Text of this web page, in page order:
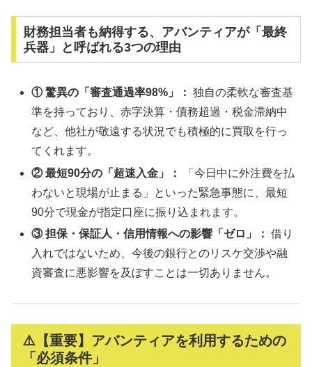
財務担当者も納得する、アバンティアが「最終
兵器」と呼ばれる3つの理由
① 驚異の「審査通過率98%」： 独自の柔軟な審査基
準を持っており、赤字決算・債務超過・税金滞納中
など、他社が敬遠する状況でも積極的に買取を行っ
てくれます。
② 最短90分の「超速入金」：
「今日中に外注費を払
わないと現場が止まる」といった緊急事態に、最短
90分で現金が指定口座に振り込まれます。
③ 担保・保証人・信用情報への影響「ゼロ」： 借り
入れではないため、今後の銀行とのリスケ交渉や融
資審査に悪影響を及ぼすことは一切ありません。
⚠️【重要】アバンティアを利用するための
「必須条件」